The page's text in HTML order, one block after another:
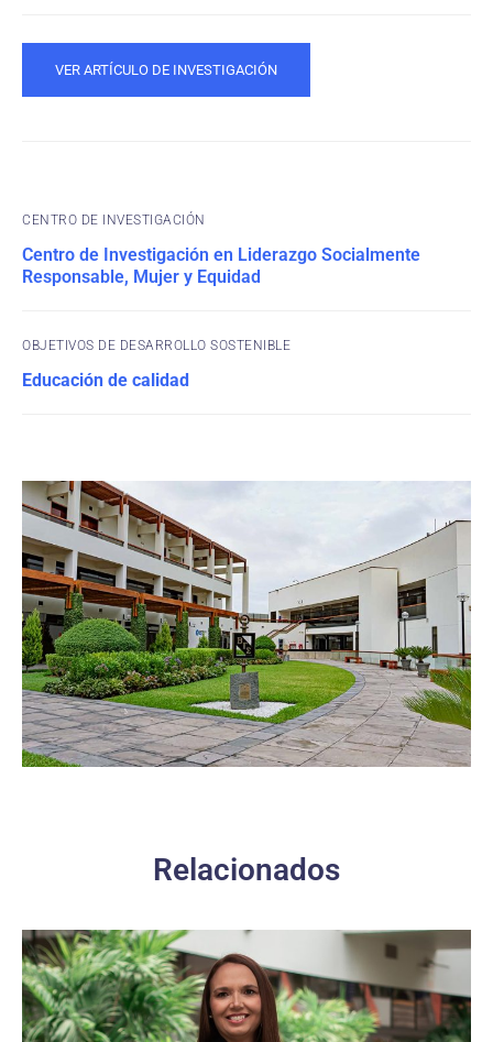
VER ARTÍCULO DE INVESTIGACIÓN
CENTRO DE INVESTIGACIÓN
Centro de Investigación en Liderazgo Socialmente
Responsable, Mujer y Equidad
OBJETIVOS DE DESARROLLO SOSTENIBLE
Educación de calidad
Relacionados